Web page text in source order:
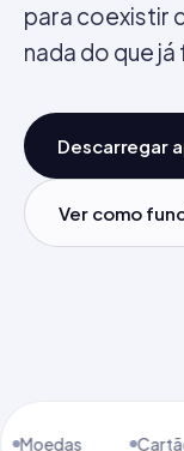
para coexistir
nada do que já
Descarregar
Ver como
Cartão